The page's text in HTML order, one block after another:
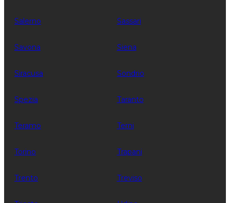
Salerno Sassari
Savona Siena
Siracusa Sondrio
Spezia Taranto
Teramo Terni
Torino Trapani
Trento Treviso